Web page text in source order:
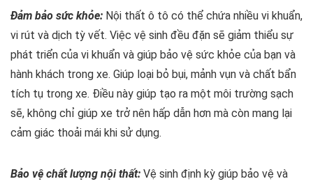
Đảm bảo sức khỏe: Nội thất ô tô có thể chứa nhiều vi khuẩn,
vi rút và dịch tỳ vết. Việc vệ sinh đều đặn sẽ giảm thiểu sự
phát triển của vi khuẩn và giúp bảo vệ sức khỏe của bạn và
hành khách trong xe. Giúp loại bỏ bụi, mảnh vụn và chất bẩn
tích tụ trong xe. Điều này giúp tạo ra một môi trường sạch
sẽ, không chỉ giúp xe trở nên hấp dẫn hơn mà còn mang lại
cảm giác thoải mái khi sử dụng.
Bảo vệ chất lượng nội thất: Vệ sinh định kỳ giúp bảo vệ và